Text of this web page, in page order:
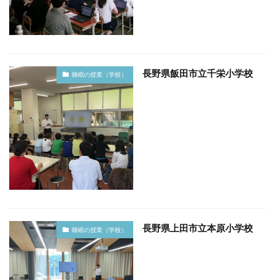
睡眠の授業（学校） 長野県飯田市立千栄小学校
睡眠の授業（学校） 長野県上田市立本原小学校